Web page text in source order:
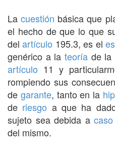
Lacuestión básica que
el hecho de que lo que
delartículo 195.3, es el
genérico a la teoría de la
artículo 11 y
rompiendo sus
de garante, tanto en la
de riesgo a que ha
sujeto sea debida a
del mismo.